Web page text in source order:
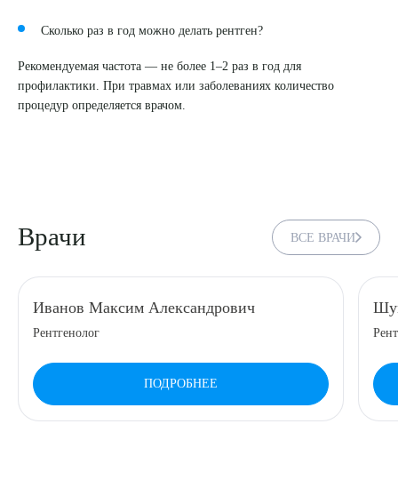
Сколько раз в год можно делать рентген?
Рекомендуемая частота — не более 1–2 раз в год для
профилактики. При травмах или заболеваниях количество
процедур определяется врачом.
Врачи ВСЕ ВРАЧИ
Иванов Максим Александрович
Рентгенолог
ПОДРОБНЕЕ